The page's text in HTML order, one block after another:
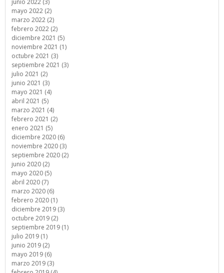
junio 2022 (3)
mayo 2022 (2)
marzo 2022 (2)
febrero 2022 (2)
diciembre 2021 (5)
noviembre 2021 (1)
octubre 2021 (3)
septiembre 2021 (3)
julio 2021 (2)
junio 2021 (3)
mayo 2021 (4)
abril 2021 (5)
marzo 2021 (4)
febrero 2021 (2)
enero 2021 (5)
diciembre 2020 (6)
noviembre 2020 (3)
septiembre 2020 (2)
junio 2020 (2)
mayo 2020 (5)
abril 2020 (7)
marzo 2020 (6)
febrero 2020 (1)
diciembre 2019 (3)
octubre 2019 (2)
septiembre 2019 (1)
julio 2019 (1)
junio 2019 (2)
mayo 2019 (6)
marzo 2019 (3)